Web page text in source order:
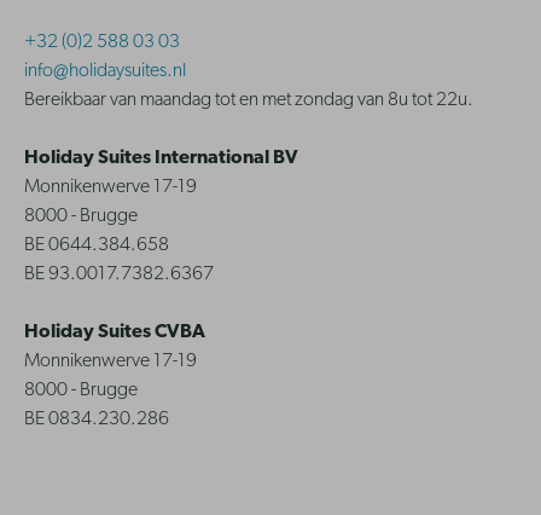
+32 (0)2 588 03 03
info@holidaysuites.nl
Bereikbaar van maandag tot en met zondag van 8u tot 22u.
Holiday Suites International BV
Monnikenwerve 17-19
8000 - Brugge
BE 0644.384.658
BE 93.0017.7382.6367
Holiday Suites CVBA
Monnikenwerve 17-19
8000 - Brugge
BE 0834.230.286